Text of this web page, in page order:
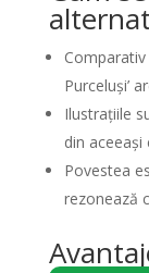
Comparativ
Purceluși’
Ilustrațiile
din aceeași
Povestea
rezonează